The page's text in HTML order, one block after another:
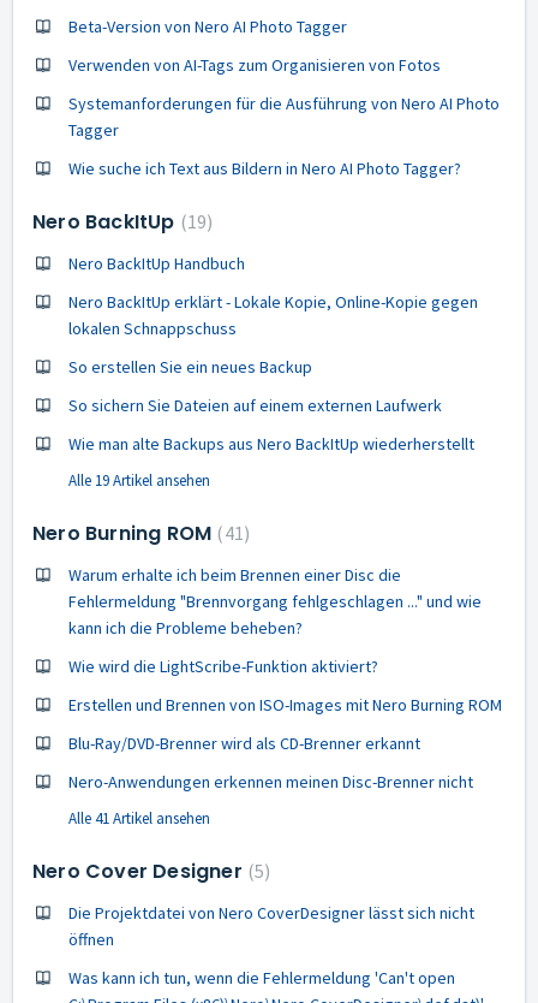
Beta-Version von Nero AI Photo Tagger
Verwenden von AI-Tags zum Organisieren von Fotos
Systemanforderungen für die Ausführung von Nero AI Photo
Tagger
Wie suche ich Text aus Bildern in Nero AI Photo Tagger?
Nero BackItUp 19
Nero BackItUp Handbuch
Nero BackItUp erklärt - Lokale Kopie, Online-Kopie gegen
lokalen Schnappschuss
So erstellen Sie ein neues Backup
So sichern Sie Dateien auf einem externen Laufwerk
Wie man alte Backups aus Nero BackItUp wiederherstellt
Alle 19 Artikel ansehen
Nero Burning ROM 41
Warum erhalte ich beim Brennen einer Disc die
Fehlermeldung "Brennvorgang fehlgeschlagen ..." und wie
kann ich die Probleme beheben?
Wie wird die LightScribe-Funktion aktiviert?
Erstellen und Brennen von ISO-Images mit Nero Burning ROM
Blu-Ray/DVD-Brenner wird als CD-Brenner erkannt
Nero-Anwendungen erkennen meinen Disc-Brenner nicht
Alle 41 Artikel ansehen
Nero Cover Designer 5
Die Projektdatei von Nero CoverDesigner lässt sich nicht
öffnen
Was kann ich tun, wenn die Fehlermeldung 'Can't open